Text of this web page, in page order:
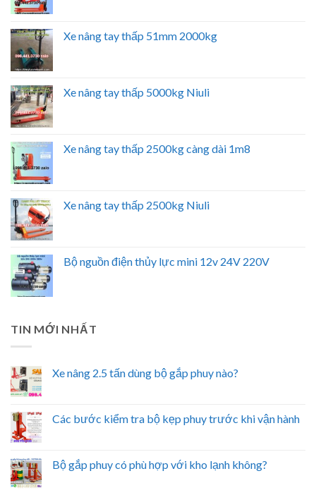
Xe nâng tay thấp 51mm 2000kg
Xe nâng tay thấp 5000kg Niuli
Xe nâng tay thấp 2500kg càng dài 1m8
Xe nâng tay thấp 2500kg Niuli
Bộ nguồn điện thủy lực mini 12v 24V 220V
TIN MỚI NHẤT
Xe nâng 2.5 tấn dùng bộ gắp phuy nào?
Các bước kiểm tra bộ kẹp phuy trước khi vận hành
Bộ gắp phuy có phù hợp với kho lạnh không?